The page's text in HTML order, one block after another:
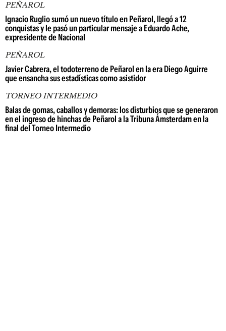
PEÑAROL
Ignacio Ruglio sumó un nuevo título en Peñarol, llegó a 12
conquistas y le pasó un particular mensaje a Eduardo Ache,
expresidente de Nacional
PEÑAROL
Javier Cabrera, el todoterreno de Peñarol en la era Diego Aguirre
que ensancha sus estadísticas como asistidor
TORNEO INTERMEDIO
Balas de gomas, caballos y demoras: los disturbios que se generaron
en el ingreso de hinchas de Peñarol a la Tribuna Ámsterdam en la
final del Torneo Intermedio